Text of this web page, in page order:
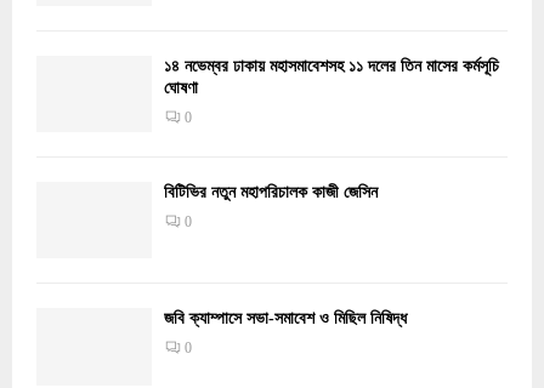
১৪ নভেম্বর ঢাকায় মহাসমাবেশসহ ১১ দলের তিন মাসের কর্মসূচি
ঘোষণা
0
বিটিভির নতুন মহাপরিচালক কাজী জেসিন
0
জবি ক্যাম্পাসে সভা-সমাবেশ ও মিছিল নিষিদ্ধ
0